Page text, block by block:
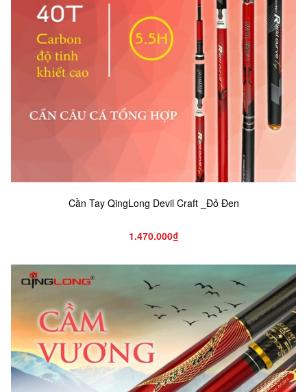
Cần Tay QingLong Devil Craft _Đỏ Đen
1.470.000₫